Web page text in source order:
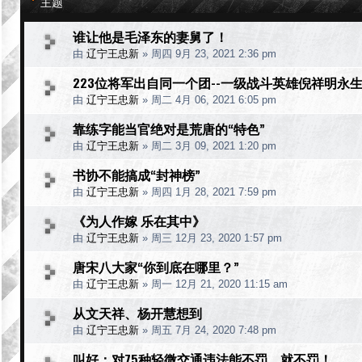
谁让他是毛泽东的妻舅了！
由 辽宁王忠新 » 周四 9月 23, 2021 2:36 pm
223位将军出自同一个团--一级战斗英雄倪祥明永生
由 辽宁王忠新 » 周二 4月 06, 2021 6:05 pm
靠练字能当官绝对是荒唐的“特色”
由 辽宁王忠新 » 周二 3月 09, 2021 1:20 pm
书协不能搞成“封神榜”
由 辽宁王忠新 » 周四 1月 28, 2021 7:59 pm
《为人作嫁 乐在其中》
由 辽宁王忠新 » 周三 12月 23, 2020 1:57 pm
唐宋八大家“你到底在哪里？”
由 辽宁王忠新 » 周一 12月 21, 2020 11:15 am
从文天祥、杨开慧想到
由 辽宁王忠新 » 周五 7月 24, 2020 7:48 pm